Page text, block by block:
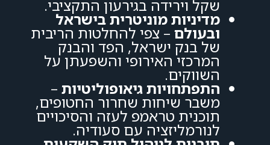
שקל וירידה בגירעון התקציבי.
מדיניות מוניטרית בישראל
ובעולם – צפי להחלטות הריבית
של בנק ישראל, הפד והבנק
המרכזי האירופי והשפעתן על
השווקים.
התפתחויות גיאופוליטיות –
משבר שיחות שחרור החטופים,
תוכנית טראמפ לעזה והסיכויים
לנורמליזציה עם סעודיה.